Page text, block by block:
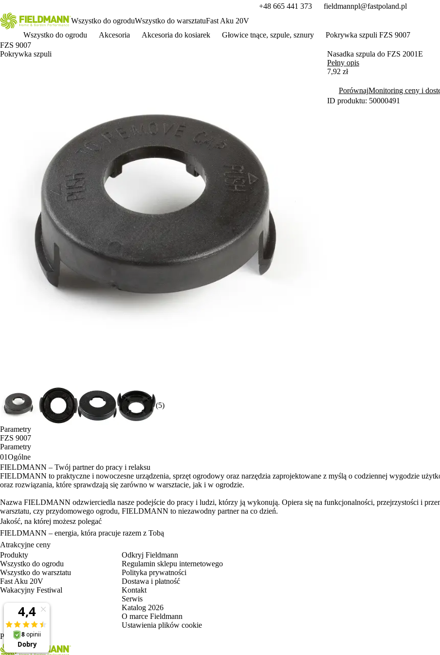
+48 665 441 373 fieldmannpl@fastpoland.pl
Wszystko do ogroduWszystko do warsztatuFast Aku 20V
Wszystko do ogrodu
Akcesoria Akcesoria do kosiarek Głowice tnące, szpule, sznury
Pokrywka szpuli FZS 9007
FZS 9007
Pokrywka szpuli
(5)
Nasadka szpula do FZS 2001E
Pełny opis
7,92 zł
PorównajMonitoring ceny i
ID produktu: 50000491
Parametry
FZS 9007
Parametry
01Ogólne
FIELDMANN – Twój partner do pracy i relaksu
FIELDMANN to praktyczne i nowoczesne urządzenia, sprzęt ogrodowy oraz narzędzia zaprojektowane z myślą o codziennej wygodzie
oraz rozwiązania, które sprawdzają się zarówno w warsztacie, jak i w ogrodzie.
Nazwa FIELDMANN odzwierciedla nasze podejście do pracy i ludzi, którzy ją wykonują. Opiera się na funkcjonalności, przejrzystości i
warsztatu, czy przydomowego ogrodu, FIELDMANN to niezawodny partner na co dzień.
Jakość, na której możesz polegać
FIELDMANN – energia, która pracuje razem z Tobą
Atrakcyjne ceny
Produkty
Wszystko do ogrodu
Wszystko do warsztatu
Fast Aku 20V
Wakacyjny Festiwal
Odkryj Fieldmann
Regulamin sklepu internetowego
Polityka prywatności
Dostawa i płatność
Kontakt
Serwis
Katalog 2026
O marce Fieldmann
Ustawienia plików cookie
PL